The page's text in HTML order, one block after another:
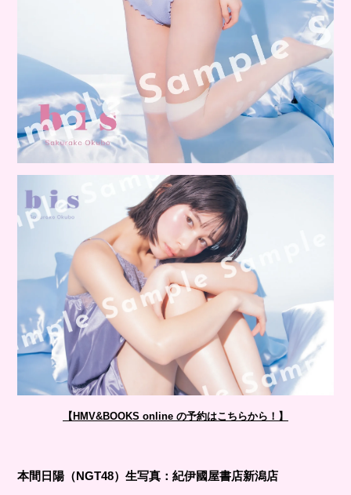
【HMV&BOOKS online の予約はこちらから！】
本間⽇陽（NGT48）⽣写真：紀伊國屋書店新潟店